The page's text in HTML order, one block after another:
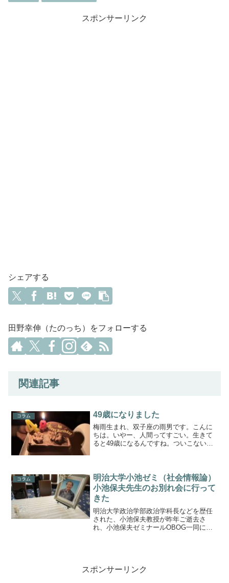
スポンサーリンク
シェアする
田野幸伸（たのっち）をフォローする
関連記事
コラム 49歳になりました
梅雨生まれ、双子座の雨男です。こんに
ちは。いやー、人間ってすごい。生きて
ると49歳になるんですね。ついこないだ
ついた注意点を、み...
コラム
明治大学小池ゼミ（社会情報論）
小池保夫先生のお別れ会に行って
きた
明治大学政治学部政治学科長などを歴任
された、小池保夫教授が昨年ご逝去さ
れ、小池保夫ゼミナールOBOG一同によ
スポンサーリンク